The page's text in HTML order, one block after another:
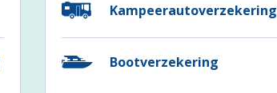
Kampeerautoverzekering
Bootverzekering